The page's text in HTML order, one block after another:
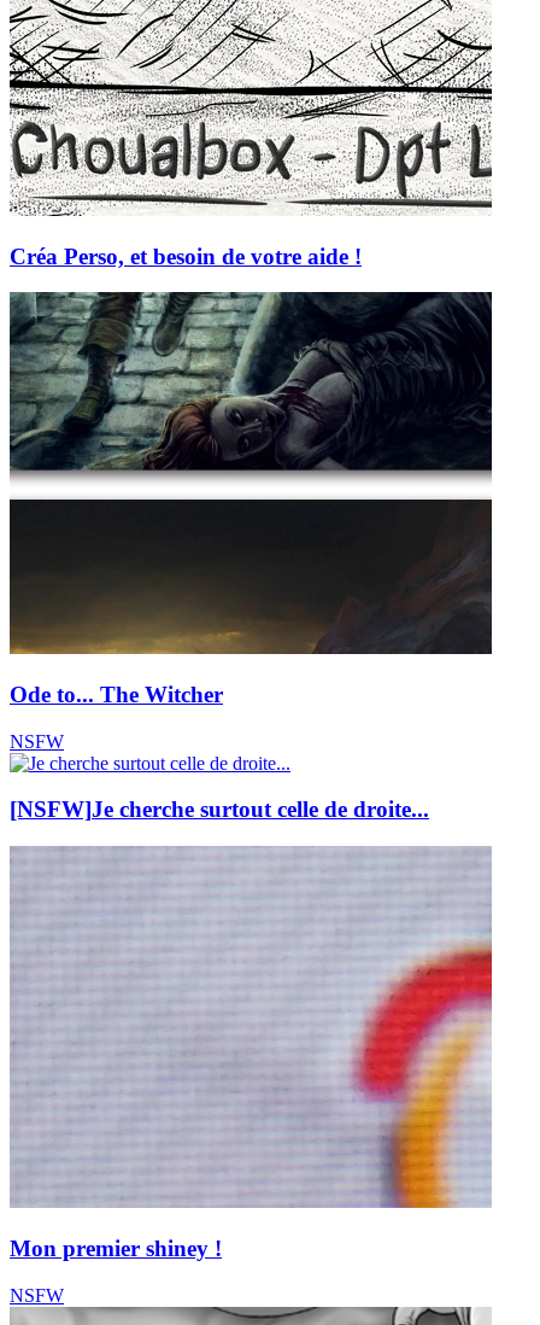
Créa Perso, et besoin de votre aide !
Ode to... The Witcher
NSFW
[NSFW]Je cherche surtout celle de droite...
Mon premier shiney !
NSFW